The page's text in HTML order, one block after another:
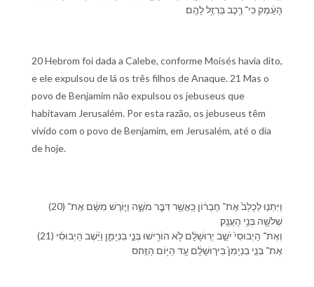
הָ⁠עֵ֔מֶק כִּי־ רֶ֥כֶב בַּרְזֶ֖ל לָ⁠הֶֽם׃
20 Hebrom foi dada a Calebe, conforme Moisés havia dito,
e ele expulsou de lá os três filhos de Anaque. 21 Mas o
povo de Benjamim não expulsou os jebuseus que
habitavam Jerusalém. Por esta razão, os jebuseus têm
vivido com o povo de Benjamim, em Jerusalém, até o dia
de hoje.
(20) וַ⁠יִּתְּנ֤וּ לְ⁠כָלֵב֙ אֶת־ חֶבְר֔וֹן כַּֽ⁠אֲשֶׁ֖ר דִּבֶּ֣ר מֹשֶׁ֑ה וַ⁠יּ֣וֹרֶשׁ מִ⁠שָּׁ֔ם אֶת־
שְׁלֹשָׁ֖ה בְּנֵ֥י הָ⁠עֲנָֽק׃
(21) וְ⁠אֶת־ הַ⁠יְבוּסִי֙ יֹשֵׁ֣ב יְרֽוּשָׁלִַ֔ם לֹ֥א הוֹרִ֖ישׁוּ בְּנֵ֣י בִנְיָמִ֑ן וַ⁠יֵּ֨שֶׁב הַ⁠יְבוּסִ֜י
אֶת־ בְּנֵ֤י בִנְיָמִן֙ בִּ⁠יר֣וּשָׁלִַ֔ם עַ֖ד הַ⁠יּ֥וֹם הַ⁠זֶּֽה׃ס